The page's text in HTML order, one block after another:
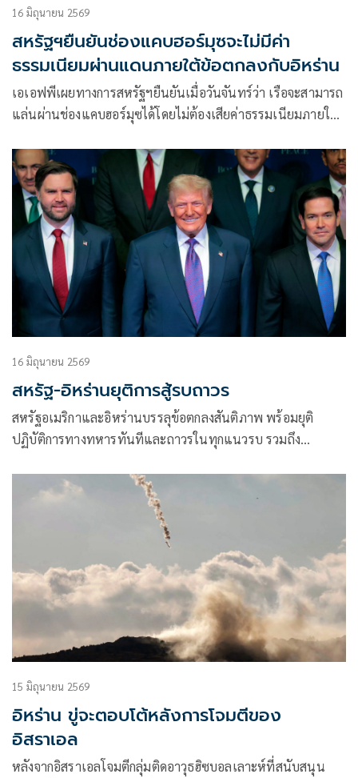
16 มิถุนายน 2569
สหรัฐฯยืนยันช่องแคบฮอร์มุซจะไม่มีค่า
ธรรมเนียมผ่านแดนภายใต้ข้อตกลงกับอิหร่าน
เอเอฟพีเผยทางการสหรัฐฯยืนยันเมื่อวันจันทร์ว่า เรือจะสามารถ
แล่นผ่านช่องแคบฮอร์มุซได้โดยไม่ต้องเสียค่าธรรมเนียมภายใต้
และยืนยันว่าเตหะรานจะต้องปฏิบัติตามพันธกรณีให้ครบถ้วน
ก่อนจึงจะได้รับผลประโยชน์ทางเศรษฐกิจใดๆ
16 มิถุนายน 2569
สหรัฐ-อิหร่านยุติการสู้รบถาวร
สหรัฐอเมริกาและอิหร่านบรรลุข้อตกลงสันติภาพ พร้อมยุติ
ปฏิบัติการทางทหารทันทีและถาวรในทุกแนวรบ รวมถึง
15 มิถุนายน 2569
อิหร่าน ขู่จะตอบโต้หลังการโจมตีของ
อิสราเอล
หลังจากอิสราเอลโจมตีกลุ่มติดอาวุธฮิซบอลเลาะห์ที่สนับสนุน